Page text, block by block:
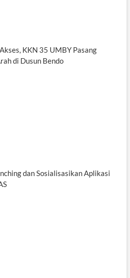
KKN 35 UMBY Pasang
di Dusun Bendo
dan Sosialisasikan Aplikasi